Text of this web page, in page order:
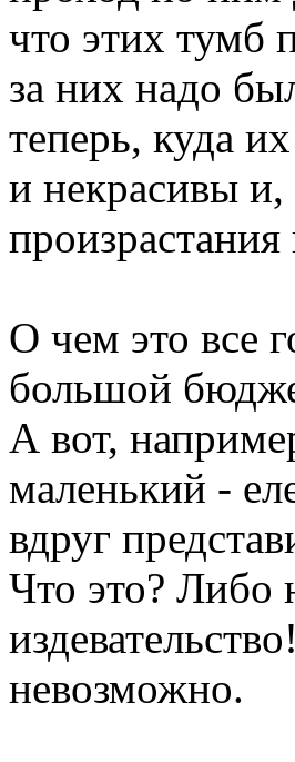
что этих тумб
за них надо
теперь, куда
и некрасивы
О чем это все
большой
А вот,
маленький -
вдруг
Что это? Либо
невозможно.